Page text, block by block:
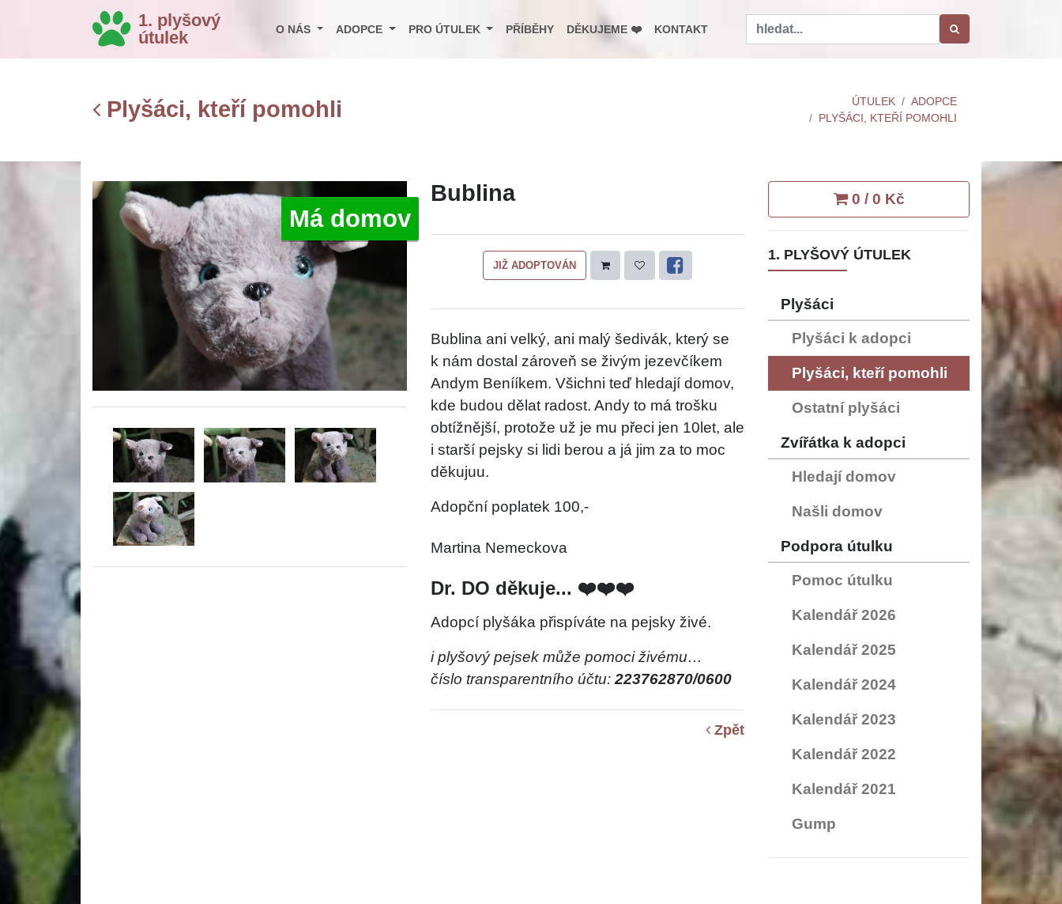
1. plyšový
útulek
O NÁS ADOPCE PRO ÚTULEK PŘÍBĚHY DĚKUJEME ❤️ KONTAKT
Plyšáci, kteří pomohli ÚTULEK
ADOPCE
PLYŠÁCI, KTEŘÍ POMOHLI
Má domov
Bublina
JIŽ ADOPTOVÁN
Bublina ani velký, ani malý šedivák, který se
k nám dostal zároveň se živým jezevčíkem
Andym Benííkem. Všichni teď hledají domov,
kde budou dělat radost. Andy to má trošku
obtížnější, protože už je mu přeci jen 10let, ale
i starší pejsky si lidi berou a já jim za to moc
děkujuu.
Adopční poplatek 100,-
Martina Nemeckova
Dr. DO děkuje... ❤️❤️❤️
Adopcí plyšáka přispíváte na pejsky živé.
i plyšový pejsek může pomoci živému…
číslo transparentního účtu: 223762870/0600
Zpět
0 / 0 Kč
1. PLYŠOVÝ ÚTULEK
Plyšáci
Plyšáci k adopci
Plyšáci, kteří pomohli
Ostatní plyšáci
Zvířátka k adopci
Hledají domov
Našli domov
Podpora útulku
Pomoc útulku
Kalendář 2026
Kalendář 2025
Kalendář 2024
Kalendář 2023
Kalendář 2022
Kalendář 2021
Gump